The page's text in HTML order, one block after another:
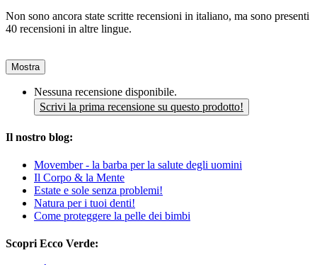
Non sono ancora state scritte recensioni in italiano, ma sono presenti
40 recensioni in altre lingue.
Mostra
Nessuna recensione disponibile.
Scrivi la prima recensione su questo prodotto!
Il nostro blog:
Movember - la barba per la salute degli uomini
Il Corpo & la Mente
Estate e sole senza problemi!
Natura per i tuoi denti!
Come proteggere la pelle dei bimbi
Scopri Ecco Verde: